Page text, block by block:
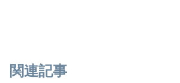
関連記事